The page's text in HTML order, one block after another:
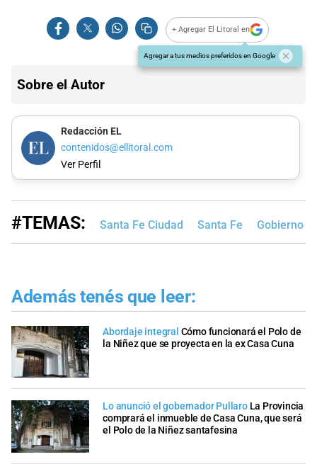
+ Agregar El Litoral en
Agregar a tus medios preferidos en Google
Sobre el Autor
Redacción EL
contenidos@ellitoral.com
Ver Perfil
#TEMAS: Santa Fe Ciudad Santa Fe Gobierno
Además tenés que leer:
Abordaje integral Cómo funcionará el Polo de
la Niñez que se proyecta en la ex Casa Cuna
Lo anunció el gobernador Pullaro La Provincia
comprará el inmueble de Casa Cuna, que será
el Polo de la Niñez santafesina